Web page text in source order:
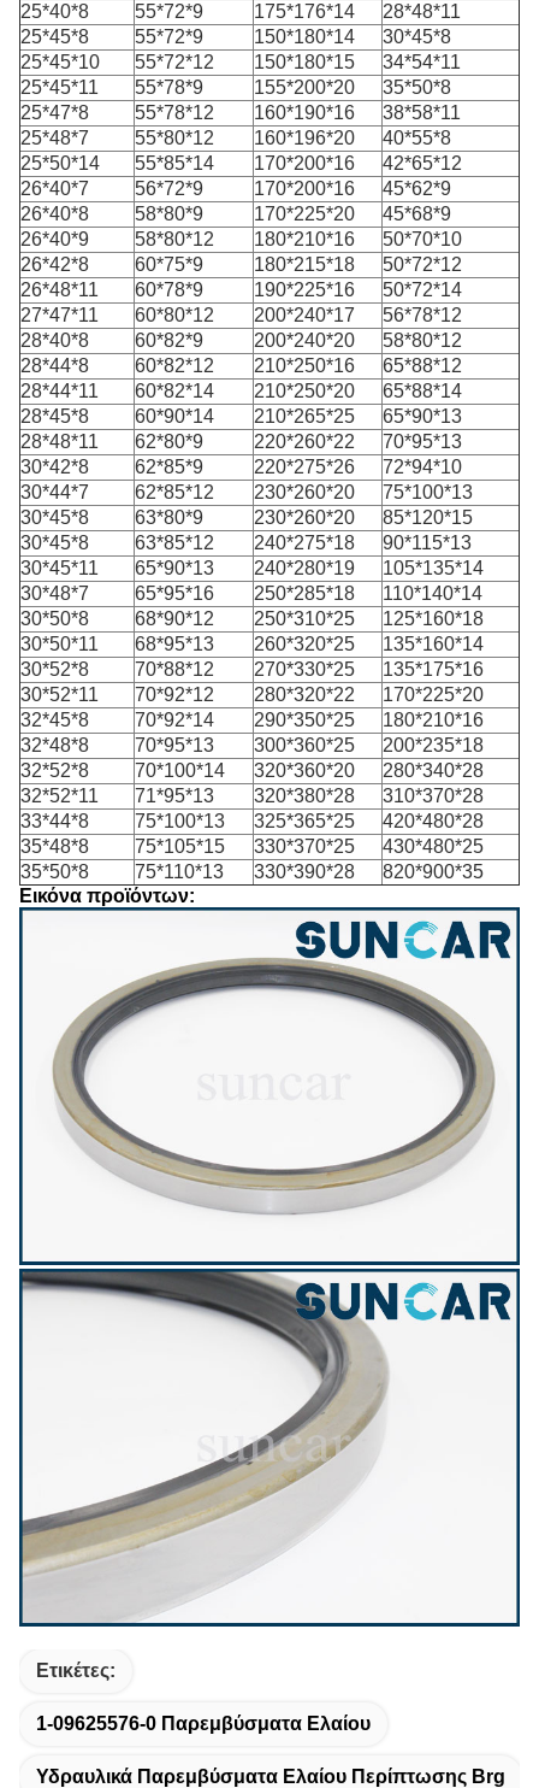
25*40*8
55*72*9 175*176*14
28*48*11
25*45*8
55*72*9 150*180*14
30*45*8
25*45*10
55*72*12 150*180*15
34*54*11
25*45*11
55*78*9 155*200*20
35*50*8
25*47*8
55*78*12 160*190*16
38*58*11
25*48*7
55*80*12 160*196*20
40*55*8
25*50*14
55*85*14 170*200*16
42*65*12
26*40*7
56*72*9 170*200*16
45*62*9
26*40*8
58*80*9 170*225*20
45*68*9
26*40*9
58*80*12 180*210*16
50*70*10
26*42*8
60*75*9 180*215*18
50*72*12
26*48*11
60*78*9 190*225*16
50*72*14
27*47*11
60*80*12 200*240*17
56*78*12
28*40*8
60*82*9 200*240*20
58*80*12
28*44*8
60*82*12 210*250*16
65*88*12
28*44*11
60*82*14 210*250*20
65*88*14
28*45*8
60*90*14 210*265*25
65*90*13
28*48*11
62*80*9 220*260*22
70*95*13
30*42*8
62*85*9 220*275*26
72*94*10
30*44*7
62*85*12 230*260*20
75*100*13
30*45*8
63*80*9 230*260*20
85*120*15
30*45*8
63*85*12 240*275*18
90*115*13
30*45*11
65*90*13 240*280*19
105*135*14
30*48*7
65*95*16 250*285*18
110*140*14
30*50*8
68*90*12 250*310*25
125*160*18
30*50*11
68*95*13 260*320*25
135*160*14
30*52*8
70*88*12 270*330*25
135*175*16
30*52*11
70*92*12 280*320*22
170*225*20
32*45*8
70*92*14 290*350*25
180*210*16
32*48*8
70*95*13 300*360*25
200*235*18
32*52*8
70*100*14 320*360*20
280*340*28
32*52*11
71*95*13 320*380*28
310*370*28
33*44*8
75*100*13 325*365*25
420*480*28
35*48*8
75*105*15 330*370*25
430*480*25
35*50*8
75*110*13 330*390*28
820*900*35
Εικόνα προϊόντων:
Ετικέτες:
1-09625576-0 Παρεμβύσματα Ελαίου
Υδραυλικά Παρεμβύσματα Ελαίου Περίπτωσης Brg